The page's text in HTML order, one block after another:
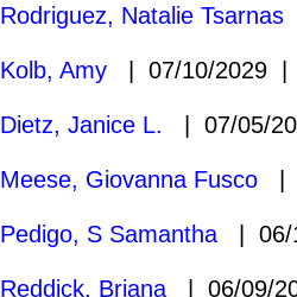
Rodriguez, Natalie Tsarnas
Kolb, Amy | 07/10/2029 |
Dietz, Janice L. | 07/05/
Meese, Giovanna Fusco |
Pedigo, S Samantha | 06/
Reddick, Briana | 06/09/